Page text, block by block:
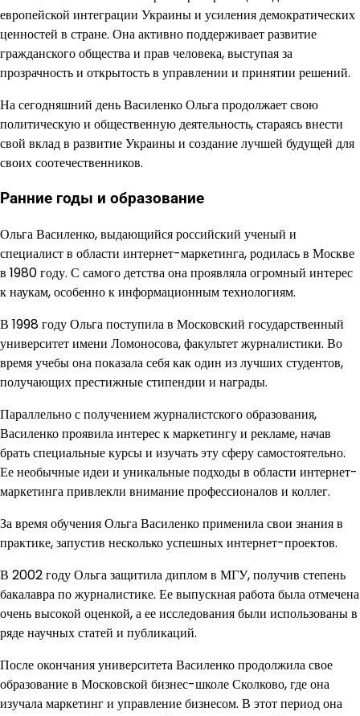
европейской интеграции Украины и усиления демократических
ценностей в стране. Она активно поддерживает развитие
гражданского общества и прав человека, выступая за
прозрачность и открытость в управлении и принятии решений.
На сегодняшний день Василенко Ольга продолжает свою
политическую и общественную деятельность, стараясь внести
свой вклад в развитие Украины и создание лучшей будущей для
своих соотечественников.
Ранние годы и образование
Ольга Василенко, выдающийся российский ученый и
специалист в области интернет-маркетинга, родилась в Москве
в 1980 году. С самого детства она проявляла огромный интерес
к наукам, особенно к информационным технологиям.
В 1998 году Ольга поступила в Московский государственный
университет имени Ломоносова, факультет журналистики. Во
время учебы она показала себя как один из лучших студентов,
получающих престижные стипендии и награды.
Параллельно с получением журналистского образования,
Василенко проявила интерес к маркетингу и рекламе, начав
брать специальные курсы и изучать эту сферу самостоятельно.
Ее необычные идеи и уникальные подходы в области интернет-
маркетинга привлекли внимание профессионалов и коллег.
За время обучения Ольга Василенко применила свои знания в
практике, запустив несколько успешных интернет-проектов.
В 2002 году Ольга защитила диплом в МГУ, получив степень
бакалавра по журналистике. Ее выпускная работа была отмечена
очень высокой оценкой, а ее исследования были использованы в
ряде научных статей и публикаций.
После окончания университета Василенко продолжила свое
образование в Московской бизнес-школе Сколково, где она
изучала маркетинг и управление бизнесом. В этот период она